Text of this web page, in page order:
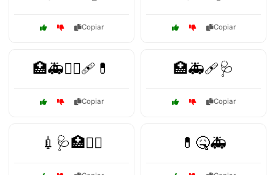
Copiar Copiar
🏥🚑🧑‍⚕️🩹💊
Copiar
🏥🚑🩹🩺
Copiar
💉🩺🏥🧑‍⚕️ 💊🤒🚑